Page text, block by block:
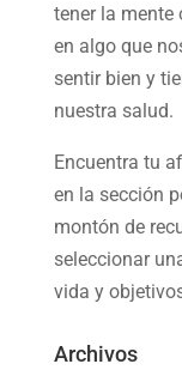
tener la
en algo que
sentir bien y
nuestra salud.
Encuentra tu
en la sección
montón de
seleccionar
vida y
Archivos